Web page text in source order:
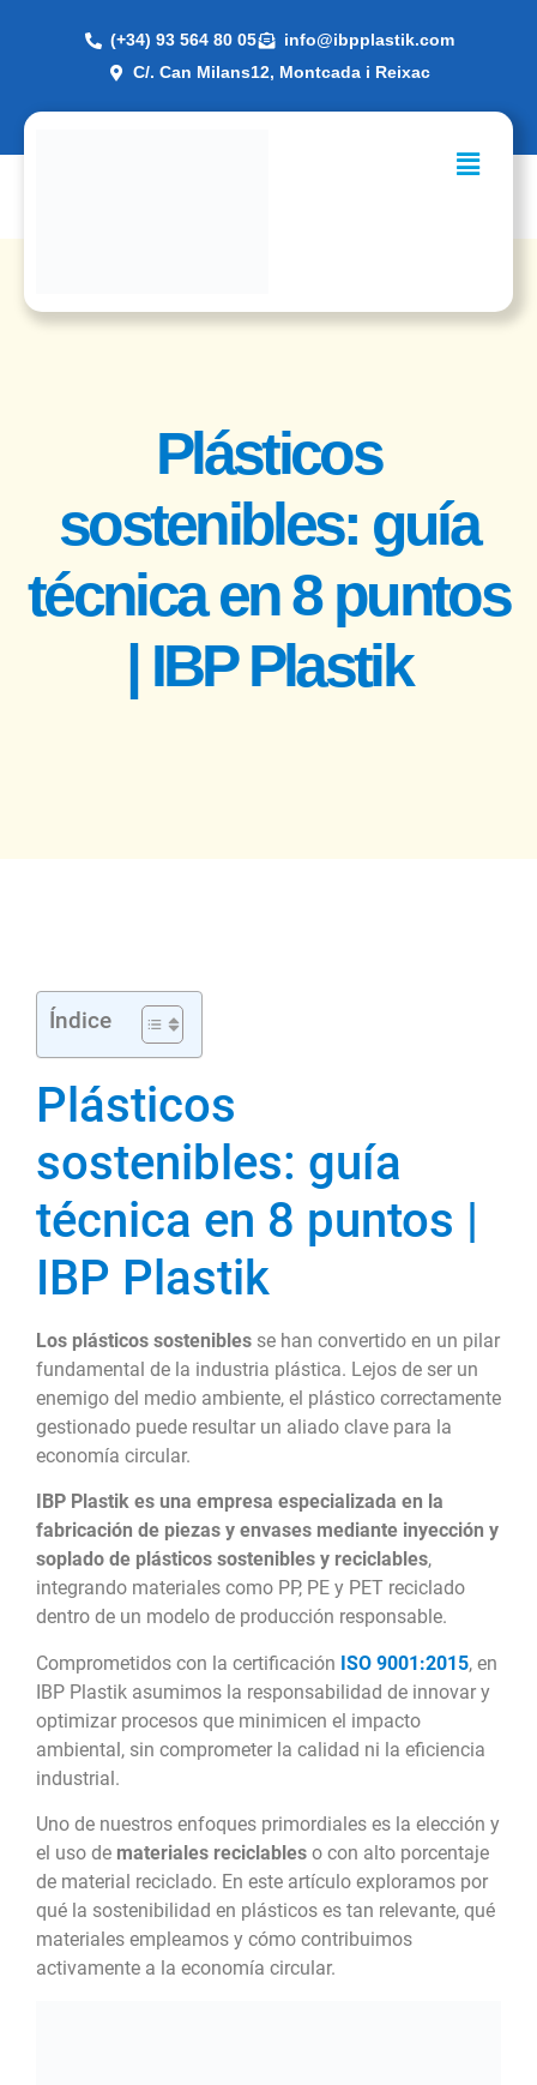
(+34) 93 564 80 05
info@ibpplastik.com
C/. Can Milans12, Montcada i Reixac
Plásticos
sostenibles: guía
técnica en 8 puntos
| IBP Plastik
Índice
Plásticos
sostenibles: guía
técnica en 8 puntos |
IBP Plastik
Los plásticos sostenibles se han convertido en un pilar
fundamental de la industria plástica. Lejos de ser un
enemigo del medio ambiente, el plástico correctamente
gestionado puede resultar un aliado clave para la
economía circular.
IBP Plastik es una empresa especializada en la
fabricación de piezas y envases mediante inyección y
soplado de plásticos sostenibles y reciclables,
integrando materiales como PP, PE y PET reciclado
dentro de un modelo de producción responsable.
Comprometidos con la certificación ISO 9001:2015, en
IBP Plastik asumimos la responsabilidad de innovar y
optimizar procesos que minimicen el impacto
ambiental, sin comprometer la calidad ni la eficiencia
industrial.
Uno de nuestros enfoques primordiales es la elección y
el uso de materiales reciclables o con alto porcentaje
de material reciclado. En este artículo exploramos por
qué la sostenibilidad en plásticos es tan relevante, qué
materiales empleamos y cómo contribuimos
activamente a la economía circular.